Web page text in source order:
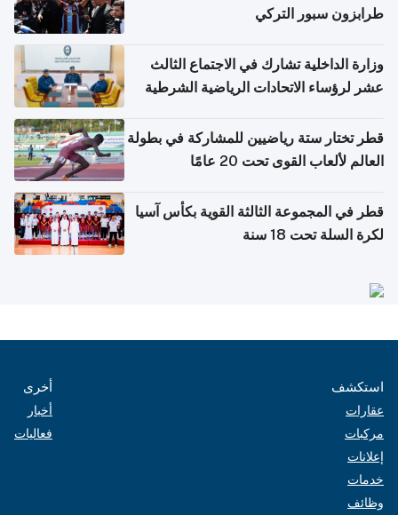
طرابزون سبور التركي
وزارة الداخلية تشارك في الاجتماع الثالث
عشر لرؤساء الاتحادات الرياضية الشرطية
قطر تختار ستة رياضيين للمشاركة في بطولة
العالم لألعاب القوى تحت 20 عامًا
قطر في المجموعة الثالثة القوية بكأس آسيا
لكرة السلة تحت 18 سنة
استكشف
عقارات
مركبات
إعلانات
خدمات
وظائف
أخرى
أخبار
فعاليات